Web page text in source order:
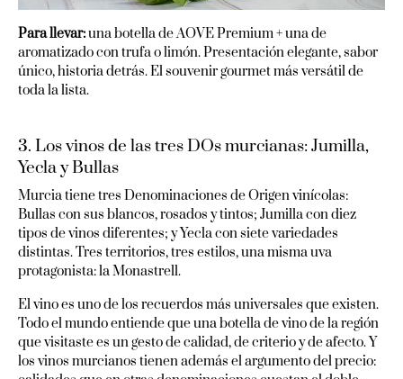
Para llevar:una botella de AOVE Premium + una de
aromatizado con trufa o limón. Presentación elegante, sabor
único, historia detrás. El souvenir gourmet más versátil de
toda la lista.
3. Los vinos de las tres DOs murcianas: Jumilla,
Yecla y Bullas
Murcia tiene tres Denominaciones de Origen vinícolas:
Bullas con sus blancos, rosados y tintos; Jumilla con diez
tipos de vinos diferentes; y Yecla con siete variedades
distintas. Tres territorios, tres estilos, una misma uva
protagonista: la Monastrell.
El vino es uno de los recuerdos más universales que existen.
Todo el mundo entiende que una botella de vino de la región
que visitaste es un gesto de calidad, de criterio y de afecto. Y
los vinos murcianos tienen además el argumento del precio: